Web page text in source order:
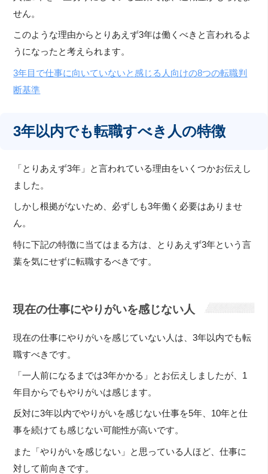
せん。
このような理由からとりあえず3年は働くべきと言われるよ
うになったと考えられます。
3年目で仕事に向いていないと感じる人向けの8つの転職判
断基準
3年以内でも転職すべき人の特徴
「とりあえず3年」と言われている理由をいくつかお伝えし
ました。
しかし根拠がないため、必ずしも3年働く必要はありませ
ん。
特に下記の特徴に当てはまる方は、とりあえず3年という言
葉を気にせずに転職するべきです。
現在の仕事にやりがいを感じない人
現在の仕事にやりがいを感じていない人は、3年以内でも転
職すべきです。
「一人前になるまでは3年かかる」とお伝えしましたが、1
年目からでもやりがいは感じます。
反対に3年以内でやりがいを感じない仕事を5年、10年と仕
事を続けても感じない可能性が高いです。
また「やりがいを感じない」と思っている人ほど、仕事に
対して前向きです。